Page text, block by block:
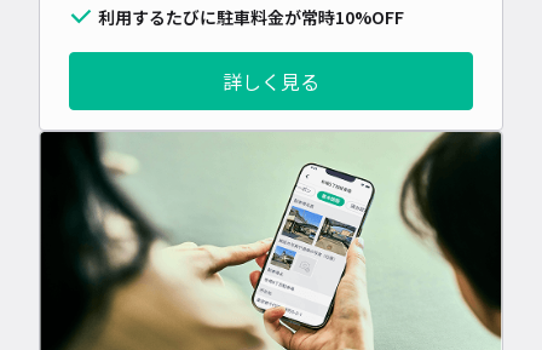
利用するたびに駐車料金が常時10%OFF
詳しく見る